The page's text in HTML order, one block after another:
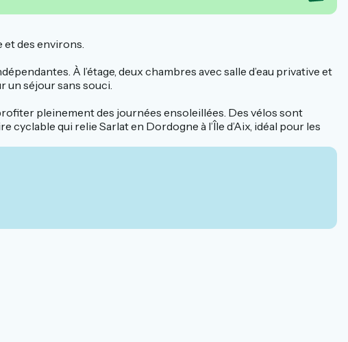
et des environs.
À l’étage, deux chambres avec salle d’eau privative et
un séjour sans souci.
pleinement des journées ensoleillées. Des vélos sont
qui relie Sarlat en Dordogne à l’Île d’Aix, idéal pour les